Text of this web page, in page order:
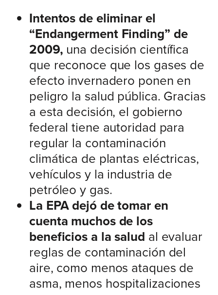
Intentos de eliminar el
“Endangerment Finding” de
2009, una decisión científica
que reconoce que los gases de
efecto invernadero ponen en
peligro la salud pública. Gracias
a esta decisión, el gobierno
federal tiene autoridad para
regular la contaminación
climática de plantas eléctricas,
vehículos y la industria de
petróleo y gas.
La EPA dejó de tomar en
cuenta muchos de los
beneficios a la salud al evaluar
reglas de contaminación del
aire, como menos ataques de
asma, menos hospitalizaciones